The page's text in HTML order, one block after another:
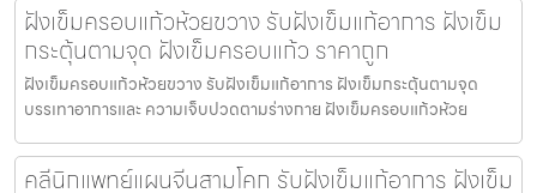
ฝังเข็มครอบแก้วห้วยขวาง รับฝังเข็มแก้อาการ ฝังเข็ม
กระตุ้นตามจุด ฝังเข็มครอบแก้ว ราคาถูก
ฝังเข็มครอบแก้วห้วยขวาง รับฝังเข็มแก้อาการ ฝังเข็มกระตุ้นตามจุด
บรรเทาอาการและ ความเจ็บปวดตามร่างกาย ฝังเข็มครอบแก้วห้วย
คลีนิกแพทย์แผนจีนสามโคก รับฝังเข็มแก้อาการ ฝังเข็ม